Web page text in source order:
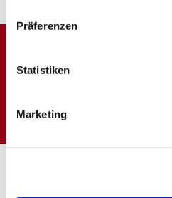
Präferenzen
Statistiken
Marketing
Dies könnte